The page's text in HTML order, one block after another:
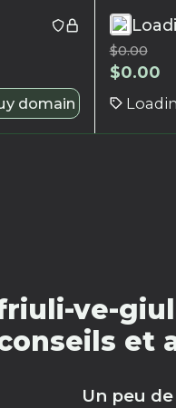
domain
$0.00
$0.00
ve-
et
Un peu